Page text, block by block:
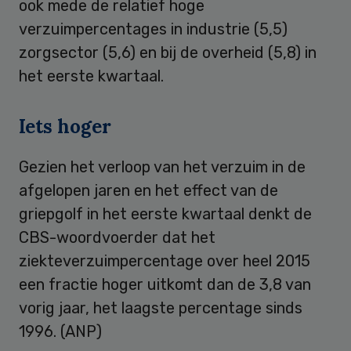
ook mede de relatief hoge
verzuimpercentages in industrie (5,5)
zorgsector (5,6) en bij de overheid (5,8) in
het eerste kwartaal.
Iets hoger
Gezien het verloop van het verzuim in de
afgelopen jaren en het effect van de
griepgolf in het eerste kwartaal denkt de
CBS-woordvoerder dat het
ziekteverzuimpercentage over heel 2015
een fractie hoger uitkomt dan de 3,8 van
vorig jaar, het laagste percentage sinds
1996. (ANP)